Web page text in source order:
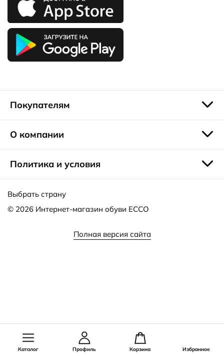
Каталог Профиль Корзина Избранное
Покупателям
О компании
Политика и условия
Выбрать страну
© 2026 Интернет-магазин обуви ECCO
Полная версия сайта